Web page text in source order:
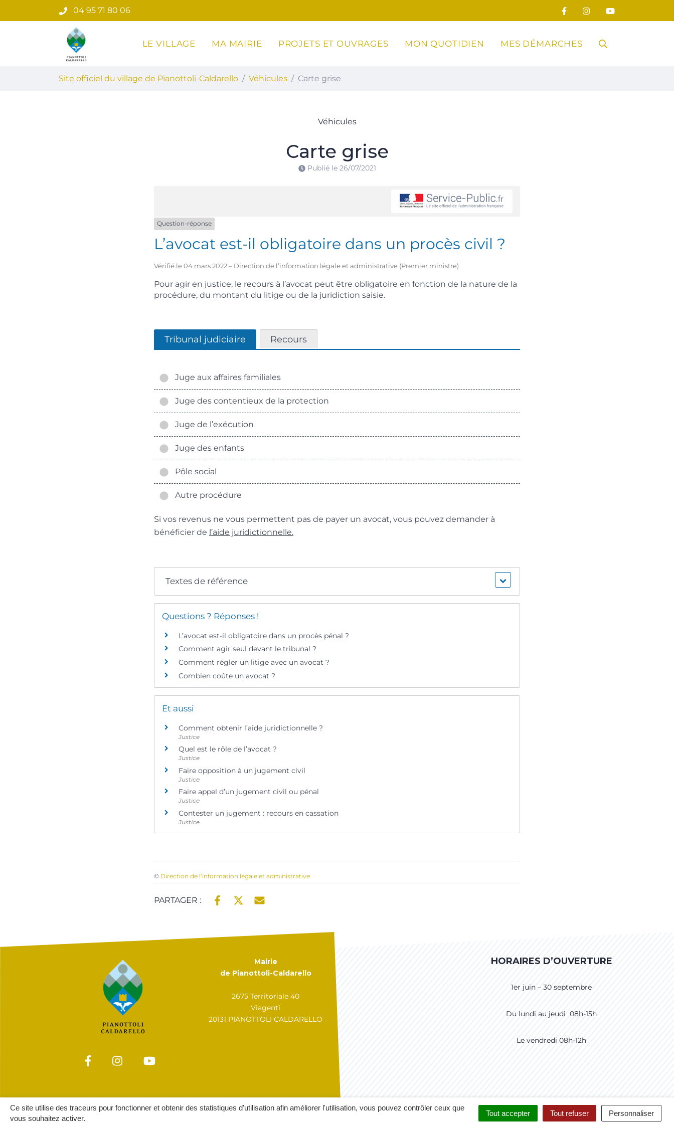
Ce site utilise des traceurs pour fonctionner et obtenir des statistiques d'utilisation afin améliorer l'utilisation, vous pouvez contrôler ceux que
vous souhaitez activer.
Tout accepter Tout refuser Personnaliser
au
04 95 71 80 06
Site officiel du village de Pianottoli-Caldarello
LE VILLAGE MA MAIRIE PROJETS ET OUVRAGES MON QUOTIDIEN MES DÉMARCHES RECHERCHE
Site officiel du village de Pianottoli-Caldarello Véhicules Carte grise
Véhicules
Carte grise
Publié le 26/07/2021
Question-réponse
L’avocat est-il obligatoire dans un procès civil ?
Vérifié le 04 mars 2022 – Direction de l’information légale et administrative (Premier ministre)
Pour agir en justice, le recours à l’avocat peut être obligatoire en fonction de la nature de la
procédure, du montant du litige ou de la juridiction saisie.
Tribunal judiciaire Recours
Juge aux affaires familiales
Juge des contentieux de la protection
Juge de l’exécution
Juge des enfants
Pôle social
Autre procédure
Si vos revenus ne vous permettent pas de payer un avocat, vous pouvez demander à
bénéficier de l’aide juridictionnelle.
Textes de référence
Questions ? Réponses !
L’avocat est-il obligatoire dans un procès pénal ?
Comment agir seul devant le tribunal ?
Comment régler un litige avec un avocat ?
Combien coûte un avocat ?
Et aussi
Comment obtenir l’aide juridictionnelle ?
Justice
Quel est le rôle de l’avocat ?
Justice
Faire opposition à un jugement civil
Justice
Faire appel d’un jugement civil ou pénal
Justice
Contester un jugement : recours en cassation
Justice
© Direction de l’information légale et administrative
PARTAGER :
Mairie
de Pianottoli-Caldarello
2675 Territoriale 40
Viagenti
20131 PIANOTTOLI CALDARELLO
HORAIRES D’OUVERTURE
1er juin – 30 septembre
Du lundi au jeudi 08h-15h
Le vendredi 08h-12h
MENTIONS LÉGALES
POLITIQUE DE CONFIDENTIALITÉ